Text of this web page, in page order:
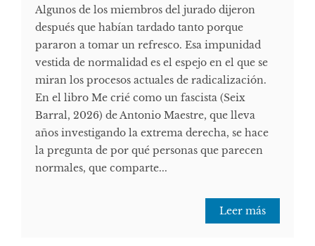
Algunos de los miembros del jurado dijeron
después que habían tardado tanto porque
pararon a tomar un refresco. Esa impunidad
vestida de normalidad es el espejo en el que se
miran los procesos actuales de radicalización.
En el libro Me crié como un fascista (Seix
Barral, 2026) de Antonio Maestre, que lleva
años investigando la extrema derecha, se hace
la pregunta de por qué personas que parecen
normales, que comparte...
Leer más